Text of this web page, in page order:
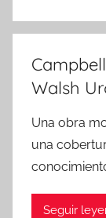
Walsh
Una obra
una
Seguir